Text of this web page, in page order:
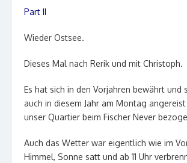
Part II
Wieder Ostsee.
Dieses Mal nach Rerik und mit Christoph.
Es hat sich in den Vorjahren bewährt und
auch in diesem Jahr am Montag
unser Quartier beim Fischer Never
Auch das Wetter war eigentlich wie im
Himmel, Sonne satt und ab 11 Uhr